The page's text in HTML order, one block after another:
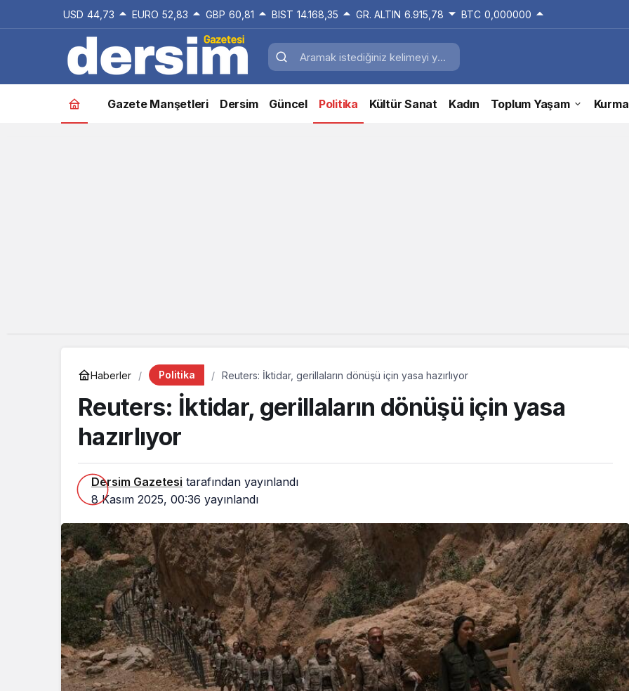
USD 44,73 EURO 52,83 GBP 60,81 BIST 14.168,35 GR. ALTIN 6.915,78 BTC 0,000000
Gazete Manşetleri Dersim Güncel Politika Kültür Sanat Kadın Toplum Yaşam
Haberler Politika Reuters: İktidar, gerillaların dönüşü için yasa hazırlıyor
Reuters: İktidar, gerillaların dönüşü için yasa
hazırlıyor
Dersim Gazetesi tarafından yayınlandı
8 Kasım 2025, 00:36 yayınlandı
Güncel
‘Çerçeve yasa’ Adalet
Komisyonu’ndan geçti